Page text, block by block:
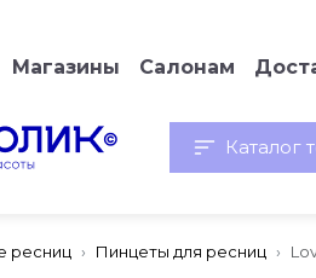
Магазины Салонам
Каталог
ресниц Пинцеты для ресниц